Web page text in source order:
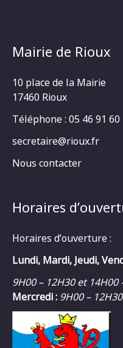
Mairie de Rioux
10 place de la Mairie
17460 Rioux
Téléphone : 05 46 91 60
secretaire@rioux.fr
Nous contacter
Horaires
Horaires d’ouverture :
Lundi, Mardi, Jeudi,
9H00 – 12H30 et 14H00
Mercredi : 9H00 – 12H30